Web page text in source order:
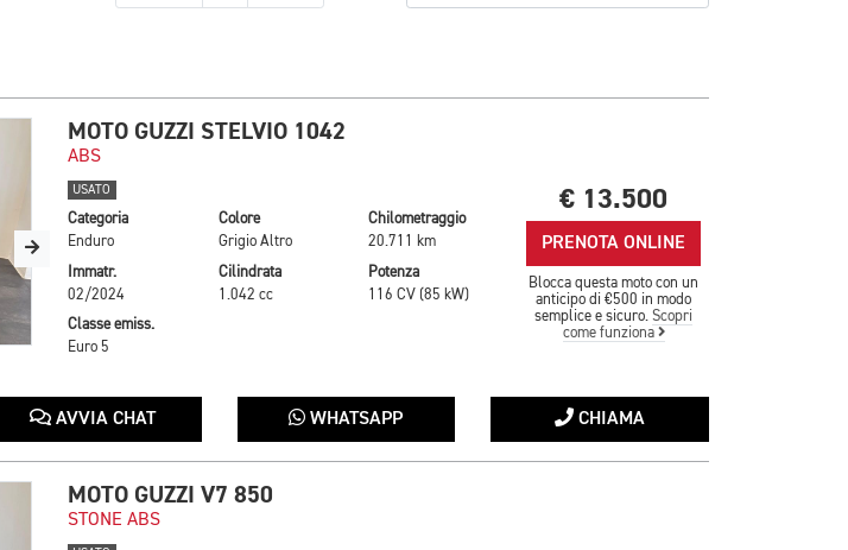
MOTO GUZZI STELVIO 1042
ABS
USATO
Categoria
Enduro
Colore
Grigio Altro
Chilometraggio
20.711 km
Immatr.
02/2024
Cilindrata
1.042 cc
Potenza
116 CV (85 kW)
Classe emiss.
Euro 5
€ 13.500
PRENOTA ONLINE
Blocca questa moto con un
anticipo di €500 in modo
semplice e sicuro.Scopri
come funziona
AVVIA CHAT WHATSAPP CHIAMA
MOTO GUZZI V7 850
STONE ABS